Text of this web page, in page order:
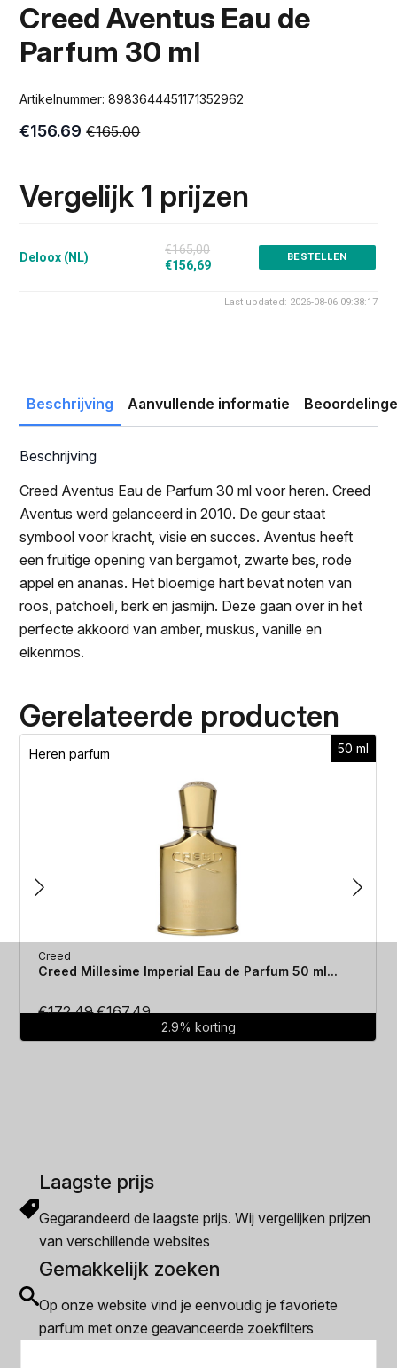
Creed Aventus Eau de
Parfum 30 ml
Artikelnummer:8983644451171352962
€165.00
Oorspronkelijke
€165.00.
€156.69
Huidige
€156.69.
Vergelijk 1 prijzen
Deloox (NL)
€165,00
€156,69
BESTELLEN
Last updated: 2026-08-06 09:38:17
Beschrijving Aanvullende informatie
Beschrijving
Creed Aventus Eau de Parfum 30 ml voor heren. Creed
Aventus werd gelanceerd in 2010. De geur staat
symbool voor kracht, visie en succes. Aventus heeft
een fruitige opening van bergamot, zwarte bes, rode
appel en ananas. Het bloemige hart bevat noten van
roos, patchoeli, berk en jasmijn. Deze gaan over in het
perfecte akkoord van amber, muskus, vanille en
eikenmos.
Gerelateerde producten
50 ml
Heren parfum
Creed
Creed Millesime Imperial Eau de Parfum 50 ml...
€172.49Oorspronkelijke
€167.49Huidige
prijs
2.9% korting
Laagste prijs
Gegarandeerd de laagste prijs. Wij vergelijken prijzen
van verschillende websites
Gemakkelijk zoeken
Op onze website vind je eenvoudig je favoriete
parfum met onze geavanceerde zoekfilters